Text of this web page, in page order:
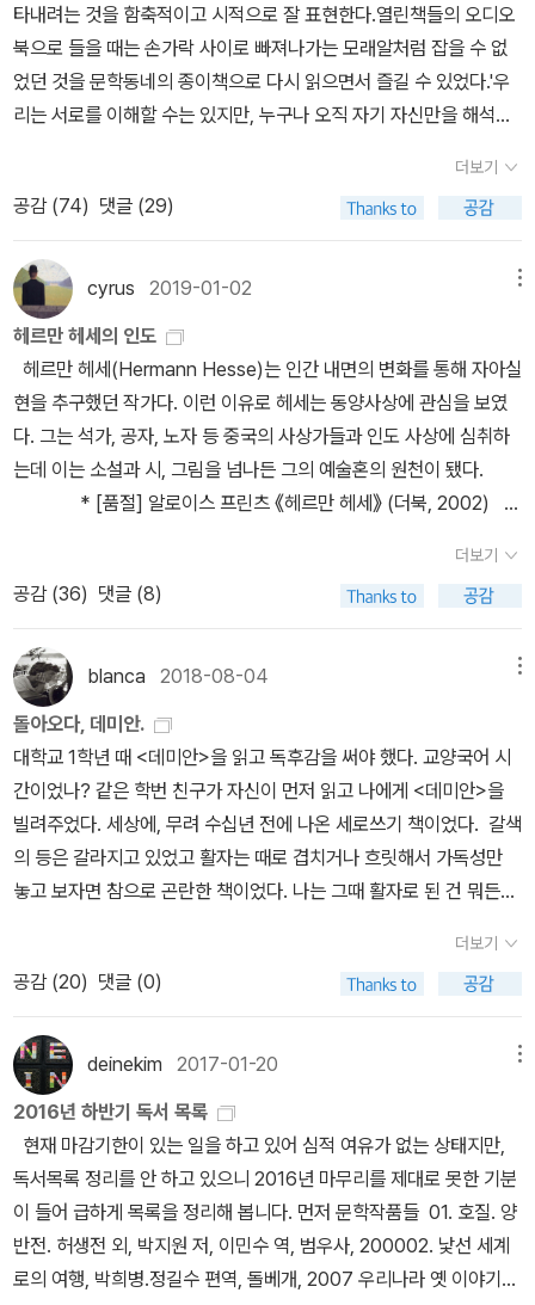
아버지 앞에서 몸을 낮추게 되었다. 아버지는 남의 도움을 받지 못하
고 더는 두 다리를 움직여 걸을 수 없는 지경에 이르렀다. 아버지보다
한참은 내가 우월하다고 느낄 이 즈음, 나는 아버지보다 전혀 우월하
을 살고 또 즐겼던 것임을 안다. 자신의 삶을 최선을 다해 살았던 것임
을 안다. 비록 어머니를 밤이면 기다리게 했지만 아버지를 기다리던
어머니도 자신의 삶에 최선을 다했던...그게 어머니의 최선의 방식이
었을 것이다. 벽시계와 탁자, 성경과 거울, 책꽂이와 벽에 걸린 그림들
이 내게 작별을 고하는 듯했다. 나의 세계, 나의 즐겁고 행복한 삶이
어떻게 과거가 되고 어떻게 내게서 떨어져 나가는지 얼어붙는 심정으
로 지켜봐야 했다.싱클레어는 완벽한 도덕을 추구하고 또 지킬 줄 아
는 완벽한 아버지 얼굴을 제대로 보지 못하게 되면서 죄의식을 느끼
는 대신 아버지보다 자신을 우월하게 생각하는 방식을 택했다. 새로
운 감정에 겁을 집어먹고 아버지 발에 입 맞추며 용서를 구하고 싶었
지만 본질적인 일에 대 용서를 구할 수 없음을 깨닫고 다른 방식을 택
지켜보기.그리고 싱클레어는 침대에 누워 더할 수 없는 기쁨을 느낀
문에 감동하지 않는다. 싱클레어는 그 아버지가 삶을 사는 최선의 방
식을 택하지 않기로 하고 '떨어져 나간다'. 떨어져나간 싱클레어의 자
아는 세상으로 나가 자신을 꼭 닮은 '클론'을 찾는다. 막스 데미안. 그
리고 데미안의 어머니이자 자신의 어머니를 닮은 에바 부인. 하지만
이따금 열쇠를 찾아서 나 자신 안으로 침잠하면, 운명의 형상들이 어
두운 거울 속에서 잠들어 있는 곳으로 완전히 침잠하면, 검은 거울 위
로 몸을 굽히기만 하면 된다. 그러면 나 자신의 모습이 보인다. 나의
친구이면서 인도자인 그와 똑같은 모습이. 226p)내 방식대로 집에서
떨어져나와 세상 속으로 파고든 나는 데미안과 에바 부인을 만나지
못했다. 세상 사람 모두에게 나는 타자였고 내게 그들은 완벽한 타인
면, 더는 서럽지 않다는 사실이랄까. 타자여서 오히려 안도할 때가 더
많다는 사실이랄까.그시절 내 아버지의 나이 무렵에 와 선 지금, 나는
여전히 운나쁘게도, 데미안도 에바 부인도 만나지 못했다. 소설이 좋
은 이유가 이것이다. 좋은 소설을 시간의 주기가 바뀔 때쯤 다시 읽어
도 좋은 이유가 이것이다. 어둠의 거울 위로 몸을 굽히면, 싱클레어보
다 운이 좋지 못한 내게도 보이는 얼굴이 생겼다. 그게 누구인지 중요
치는 않다. 중요한 건, 그게 누구든 알에서 깨어나려 파닥이는 날갯짓
을 하고 있다는 사실이다. '데미안'을 펼칠 때마다.
타내려는 것을 함축적이고 시적으로 잘 표현한다.열린책들의 오디오
북으로 들을 때는 손가락 사이로 빠져나가는 모래알처럼 잡을 수 없
었던 것을 문학동네의 종이책으로 다시 읽으면서 즐길 수 있었다.'우
리는 서로를 이해할 수는 있지만, 누구나 오직 자기 자신만을 해석할
e is able to explain only himself.Google Books: DEMIAN번
역도 좋았지만, 원문이 어떤지 궁금하지 않을 수 없었다. 그리고 대부
분 그런 의심스러운 궁금함은 적중해서 보지 않았다면 절대 알 수 없
는 것들을 깜짝 선물처럼 전해주었다. 번역 문장에서 '이해'와 '해석'이
궁금했다. '이해'는 '상대'를 향했고, '해석'은 자신을 향했다. 저 문장은
우리는 '상대'를 이해할 수는 있지만, 해석할 수는 없다는 뜻이다. 이
중요한 시점에서 '이해'와 '해석'의 원문이 궁금하지 않을 수 없어다.
이해는 예상대로 'understand' 인데, 해석은 'explain' 이었다. 나는 i
nterpret 을 생각했었다. 아무튼. understand 와 explain 의 차이를
생각해봤다. ExplanationExplanation은 논리적으로 증명하고 - 말
그대로 - 설명하는 것이다.Explanations were once thought to
be “deductive-nomological” in nature (Hempel & Oppenhei
m 1948). In this view, explanations are like proofs in logic.
oms and then the deductive consequences of those laws
are explored like a logical proof.Ref: Explanation and Under
standingUnderstandingUnderstanding은 마음으로 그리고 감정
적으로 이해 (comprehension) 하는 것이다.As nouns the differ
ence between explanation and understanding is that expla
nation is the act or process of explaining while understandi
ng is (uncountable) mental, sometimes emotional process
of comprehension, assimilation of knowledge, which is sub
What's the difference?다시 문장으로 돌아가면, 우리는 상대를
이해 할 수 있다는 것은 마음으로 감정적으로 이해한다는 말이고 이
것은 해석 (Explanation) 하지는 못하고 추측하는 것에 가깝다. 결
국 자신의 행동 원인이나 감정 상태를 정확하게 논리적으로 설명 (해
석) 할 수 있는 것은 자신뿐이라는 것이다.그래서 헤르만 헤세는 서문
에서 자신의 이야기라고 밝히는 것 같다. 그런데 싱클레어의 이야기
에서 '데미안'은 어떤 역할을 하는 것일까? 너무 읽은 지 오래되어 내
용이 잘 기억이 나지 않아 반 정도 읽은 상태에서 '그 누구도 온전히
자기 자신이 되어본 적이 없건만, 누구나 자기 자신이 되려고 애쓴다.'
문장에 나오는 것처럼 서로 다르게 자각해가는 대비로 둔 것인지, 자
신이 투영된 거울이지만, 빛과 각도와 유리 굴절률에 따라 왜곡되어
더보기
공감 (74) 댓글 (29)
cyrus 2019-01-02
헤르만 헤세의 인도
헤르만 헤세(Hermann Hesse)는 인간 내면의 변화를 통해 자아실
현을 추구했던 작가다. 이런 이유로 헤세는 동양사상에 관심을 보였
다. 그는 석가, 공자, 노자 등 중국의 사상가들과 인도 사상에 심취하
는데 이는 소설과 시, 그림을 넘나든 그의 예술혼의 원천이 됐다.
* [품절] 알로이스 프린츠 《헤르만 헤세》 (더북, 2002)
헤세 《수레바퀴 아래서》 (문학동네, 2013)* 헤르만 헤세 《수레바퀴
아래서》 (민음사, 2001) * 헤르만 헤세 《데미
안》 (열린책들, 2014)* 헤르만 헤세 《데미안》 (을유문화사, 2013)*
헤르만 헤세 《데미안》 (현대문학, 2013)* 헤르만 헤세 《데미안》 (문
학동네, 2013)* 헤르만 헤세 《데미안》 (민음사, 2000) 헤세와 동
양사상의 만남은 그의 가족사와 연관돼 있다. 외할아버지와 아버지가
선교사로 인도에서 활동했고 어머니는 인도에서 태어나 자랐다. 어린
시절 헤세의 모습은 국내 유일의 헤세 평전인 알로이스 프린츠(Alois
Prinz)의 《헤르만 헤세》(더북)에 잘 나와 있다. 헤세는 열두 살 때부
터 시인이 되겠다는 열정에 사로잡혔다. 그러나 헤세의 부모는 아들
의 포부를 무시했다. 1891년 헤세 가족은 스위스의 바젤로 이사했다.
그해 헤세는 부모의 권유에 따라 신학교에 입학했지만 일 년 만에 학
교에서 도망쳐 하루 뒤에 벌판에서 발견되었다. 그런 이유로 학교에
모에게 발각되었다. 부모와 잘 알고 지내던 한 목사가 운영하는 조현
병 환자들을 위한 사설 요양소에 지냈다. 요양소에 퇴원한 후 일 년 만
에 김나지움(Gymnasium: 독일의 인문계 중등교육기관)을 졸업했
다. 그 후 헤세는 시계 만드는 공장의 수습직원, 서점 직원을 전전했
다. 헤세의 문학을 키운 건 ‘방랑’이다. 젊은 날의 고통과 방황은 헤세
문학의 영양분이 되었고, 그 영양분으로 열매를 맺은 작품이 《수레바
퀴 아래서》와 《데미안》이다. * [품절] 헤르만 헤세 《헤
르만 헤세의 인도 여행》 (푸른숲, 1999) 이 두 작품은 인간의 내면
더보기
공감 (36) 댓글 (8)
blanca 2018-08-04
돌아오다, 데미안.
대학교 1학년 때 <데미안>을 읽고 독후감을 써야 했다. 교양국어 시
간이었나? 같은 학번 친구가 자신이 먼저 읽고 나에게 <데미안>을
빌려주었다. 세상에, 무려 수십년 전에 나온 세로쓰기 책이었다. 갈색
의 등은 갈라지고 있었고 활자는 때로 겹치거나 흐릿해서 가독성만
놓고 보자면 참으로 곤란한 책이었다. 나는 그때 활자로 된 건 뭐든지
스러워 집워치워 버리고 싶어졌다. 특히 세로쓰기는 끊임없이 길을
잃게 했다. 한 손으로는 자를 잡고 줄을 안 놓치려 분투하다 나는 <데
미안>을 던져버렸다. 간 크게 아마 과제조차 내지 않았던 것 같다. 그
때 제대로 정말 진심을 다해 <데미안>을 읽었다면 내 인생은 사뭇 달
라져 있었을 것이다. 나는 거의 일 년 내내 책이라곤 단 한 권도 제대
로 읽지 않으며 방황했고 그 여파를 수습하는 데 꽤 많은 시간과 공력
을 후에 들여야 했다. 지금도 나는 이따금씩 그 때를 생각한다. 내가
고작 읽은 건 머리말인지 혹은 해설이었는지 모르지만 어떤 소녀가
죽어가며 자신의 관에 <데미안>을 넣어달라 했던 일화였다. 모든 인
간의 삶은 저마다 자기 자신에게로 이르는 길이고, 그 길을 가려는 시
도이며, 하나의 좁은 길에 대한 암시이다. 일찍이 그 누구도 완벽하게
더보기
공감 (20) 댓글 (0)
deinekim 2017-01-20
2016년 하반기 독서 목록
현재 마감기한이 있는 일을 하고 있어 심적 여유가 없는 상태지만,
독서목록 정리를 안 하고 있으니 2016년 마무리를 제대로 못한 기분
이 들어 급하게 목록을 정리해 봅니다. 먼저 문학작품들 01. 호질. 양
반전. 허생전 외, 박지원 저, 이민수 역, 범우사, 200002. 낯선 세계
로의 여행, 박희병.정길수 편역, 돌베개, 2007 우리나라 옛 이야기